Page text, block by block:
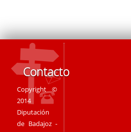
Contacto
Copyright ©
2014
Diputación
de Badajoz -